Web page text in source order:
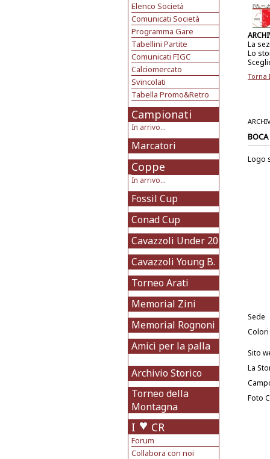
Elenco Società
Comunicati Società
Programma Gare
Tabellini Partite
Comunicati FIGC
Calciomercato
Svincolati
Tabella Promo&Retro
Campionati
In arrivo...
Marcatori
Coppe
In arrivo...
Fossil Cup
Conad Cup
Cavazzoli Under 20
Cavazzoli Young B.
Torneo Arati
Memorial Zini
Memorial Rognoni
Amici per la palla
Archivio Storico
Torneo della
Montagna
I CR
Forum
Collabora con noi
La
Lo
Torna
Logo
Sede
Sito
La
Foto